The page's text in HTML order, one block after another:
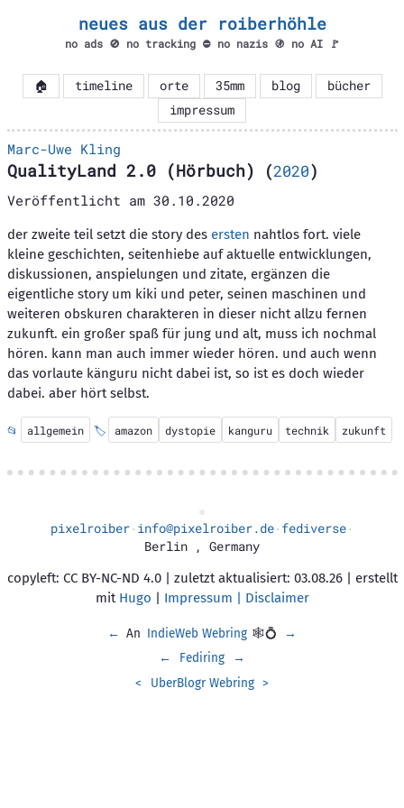
neues aus der roiberhöhle
no ads 🚫 no tracking ⛔ no nazis 🚯 no AI 🚩
🏠 timeline orte 35mm blog
bücher
impressum
Marc-Uwe Kling
QualityLand 2.0 (Hörbuch) (2020)
Veröffentlicht am 30.10.2020
der zweite teil setzt die story des ersten nahtlos fort. viele
kleine geschichten, seitenhiebe auf aktuelle entwicklungen,
diskussionen, anspielungen und zitate, ergänzen die
eigentliche story um kiki und peter, seinen maschinen und
weiteren obskuren charakteren in dieser nicht allzu fernen
zukunft. ein großer spaß für jung und alt, muss ich nochmal
hören. kann man auch immer wieder hören. und auch wenn
das vorlaute känguru nicht dabei ist, so ist es doch wieder
dabei. aber hört selbst.
📂 allgemein 🏷️ amazon dystopie kanguru technik zukunft
pixelroiber· info@pixelroiber.de· fediverse·
Berlin , Germany
copyleft: CC BY-NC-ND 4.0 | zuletzt aktualisiert: 03.08.26 | erstellt
mit Hugo | Impressum | Disclaimer
← An IndieWeb Webring 🕸💍
→
←
Fediring
→
<
UberBlogr Webring >